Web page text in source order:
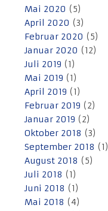
Mai 2020 (5)
April 2020 (3)
Februar 2020 (5)
Januar 2020 (12)
Juli 2019 (1)
Mai 2019 (1)
April 2019 (1)
Februar 2019 (2)
Januar 2019 (2)
Oktober 2018 (3)
September 2018 (1)
August 2018 (5)
Juli 2018 (1)
Juni 2018 (1)
Mai 2018 (4)